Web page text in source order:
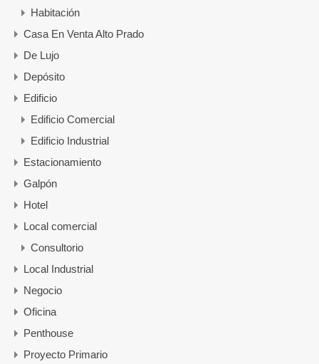
Habitación
Casa En Venta Alto Prado
De Lujo
Depósito
Edificio
Edificio Comercial
Edificio Industrial
Estacionamiento
Galpón
Hotel
Local comercial
Consultorio
Local Industrial
Negocio
Oficina
Penthouse
Proyecto Primario